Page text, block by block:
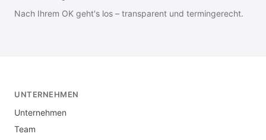
Nach Ihrem OK geht's los – transparent und termingerecht.
UNTERNEHMEN
Unternehmen
Team